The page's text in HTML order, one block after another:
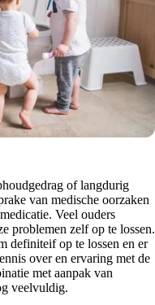
of langdurig
van medische oorzaken
Veel ouders
problemen zelf op te lossen.
definiteif op te lossen en er
over en ervaring met de
met aanpak van
veelvuldig.